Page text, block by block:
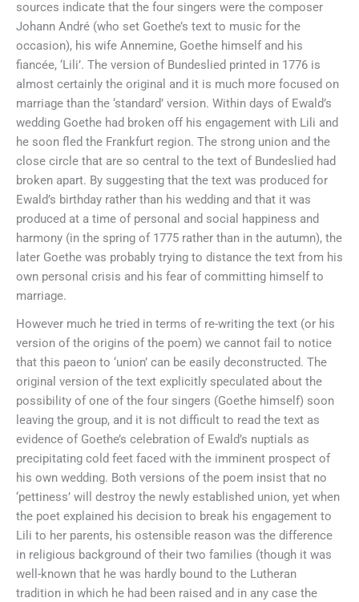
sources indicate that the four singers were the composer
Johann André (who set Goethe’s text to music for the
occasion), his wife Annemine, Goethe himself and his
fiancée, ‘Lili’. The version of Bundeslied printed in 1776 is
almost certainly the original and it is much more focused on
marriage than the ‘standard’ version. Within days of Ewald’s
wedding Goethe had broken off his engagement with Lili and
he soon fled the Frankfurt region. The strong union and the
close circle that are so central to the text of Bundeslied had
broken apart. By suggesting that the text was produced for
Ewald’s birthday rather than his wedding and that it was
produced at a time of personal and social happiness and
harmony (in the spring of 1775 rather than in the autumn), the
later Goethe was probably trying to distance the text from his
own personal crisis and his fear of committing himself to
marriage.
However much he tried in terms of re-writing the text (or his
version of the origins of the poem) we cannot fail to notice
that this paeon to ‘union’ can be easily deconstructed. The
original version of the text explicitly speculated about the
possibility of one of the four singers (Goethe himself) soon
leaving the group, and it is not difficult to read the text as
evidence of Goethe’s celebration of Ewald’s nuptials as
precipitating cold feet faced with the imminent prospect of
his own wedding. Both versions of the poem insist that no
‘pettiness’ will destroy the newly established union, yet when
the poet explained his decision to break his engagement to
Lili to her parents, his ostensible reason was the difference
in religious background of their two families (though it was
well-known that he was hardly bound to the Lutheran
tradition in which he had been raised and in any case the